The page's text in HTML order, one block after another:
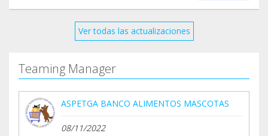
Ver todas las actualizaciones
Teaming Manager
ASPETGA BANCO ALIMENTOS MASCOTAS
08/11/2022